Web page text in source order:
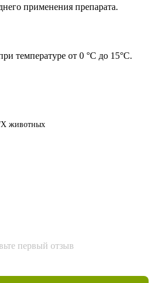
применения препарата.
температуре от 0 °С до 15°С.
животных
первый отзыв